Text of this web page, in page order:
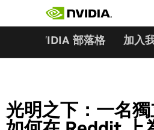
NVIDIA 部落格 加入
光明之下：一名